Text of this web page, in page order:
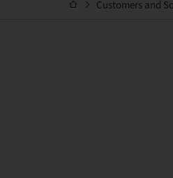
Customers and